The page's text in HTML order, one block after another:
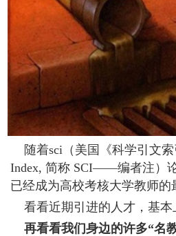
随着sci（美国《科学引文索
Index, 简称 SCI——编者注）
已经成为高校考核大学教师的
看看近期引进的人才，基本
再看看我们身边的许多“名